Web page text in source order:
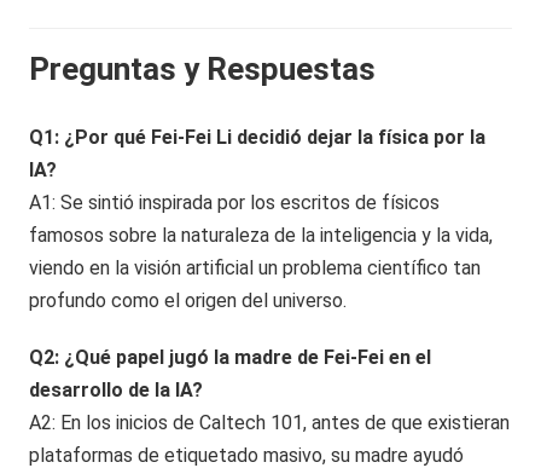
Preguntas y Respuestas
Q1: ¿Por qué Fei-Fei Li decidió dejar la física por la
IA?
A1: Se sintió inspirada por los escritos de físicos
famosos sobre la naturaleza de la inteligencia y la vida,
viendo en la visión artificial un problema científico tan
profundo como el origen del universo.
Q2: ¿Qué papel jugó la madre de Fei-Fei en el
desarrollo de la IA?
A2: En los inicios de Caltech 101, antes de que existieran
plataformas de etiquetado masivo, su madre ayudó